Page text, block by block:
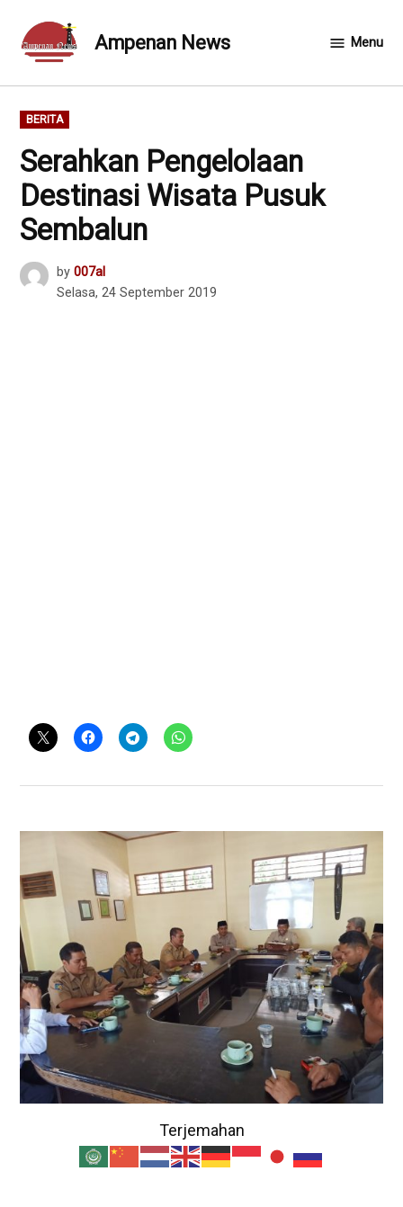
content
Ampenan News Menu
POSTED
IN
BERITA
Serahkan Pengelolaan
Destinasi Wisata Pusuk
Sembalun
by 007al
Selasa, 24 September 2019
Terjemahan